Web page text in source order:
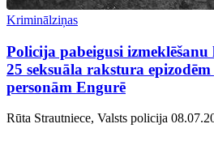
Kriminālziņas
Policija pabeigusi
25 seksuāla rakstura
personām Engurē
Rūta Strautniece, Valsts policija